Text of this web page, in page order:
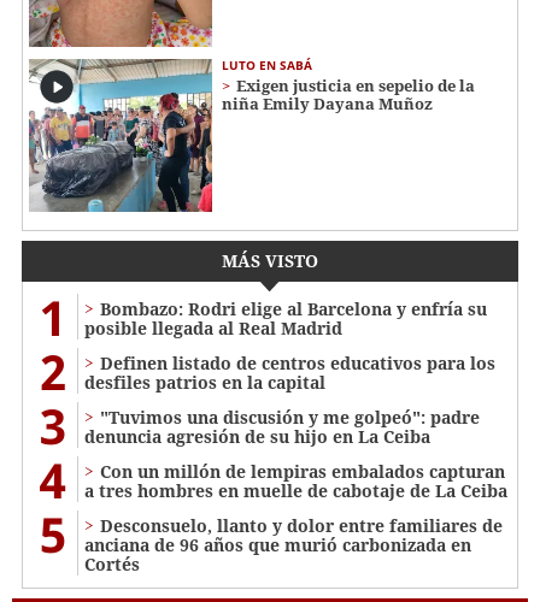
LUTO EN SABÁ
Exigen justicia en sepelio de la
niña Emily Dayana Muñoz
MÁS VISTO
1
Bombazo: Rodri elige al Barcelona y enfría su
posible llegada al Real Madrid
2
Definen listado de centros educativos para los
desfiles patrios en la capital
3
"Tuvimos una discusión y me golpeó": padre
denuncia agresión de su hijo en La Ceiba
4
Con un millón de lempiras embalados capturan
a tres hombres en muelle de cabotaje de La Ceiba
5
​​​​Desconsuelo, llanto y dolor entre familiares de
anciana de 96 años que murió carbonizada en
Cortés